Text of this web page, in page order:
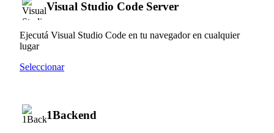
Visual Studio Code Server
Ejecutá Visual Studio Code en tu navegador en cualquier
lugar
Seleccionar
1Backend